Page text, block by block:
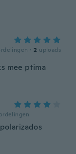
· 2 uploads
mee ptima